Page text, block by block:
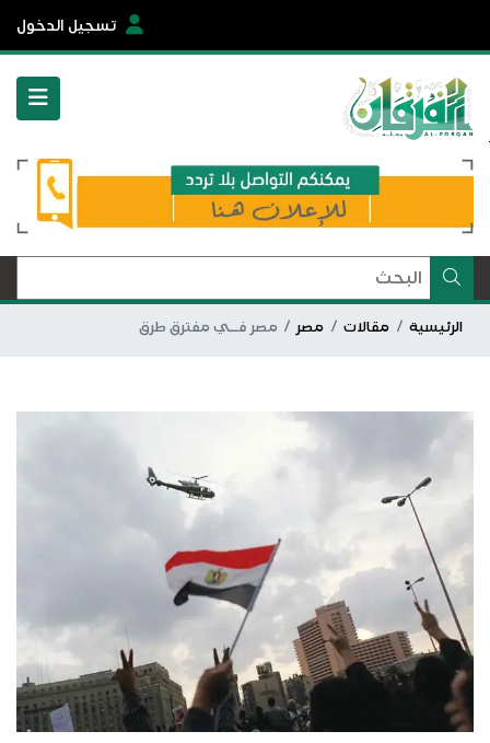
تسجيل الدخول
الرئيسية مقالات مصر مصر فــي مفترق طرق